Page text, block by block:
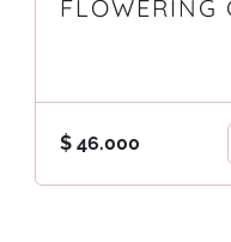
FLOWERING
$ 46.000